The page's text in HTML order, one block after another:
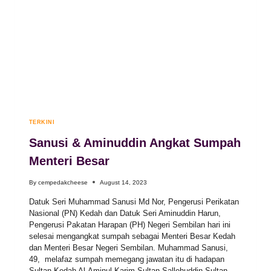
TERKINI
Sanusi & Aminuddin Angkat Sumpah
Menteri Besar
By cempedakcheese August 14, 2023
Datuk Seri Muhammad Sanusi Md Nor, Pengerusi Perikatan
Nasional (PN) Kedah dan Datuk Seri Aminuddin Harun,
Pengerusi Pakatan Harapan (PH) Negeri Sembilan hari ini
selesai mengangkat sumpah sebagai Menteri Besar Kedah
dan Menteri Besar Negeri Sembilan. Muhammad Sanusi,
49, melafaz sumpah memegang jawatan itu di hadapan